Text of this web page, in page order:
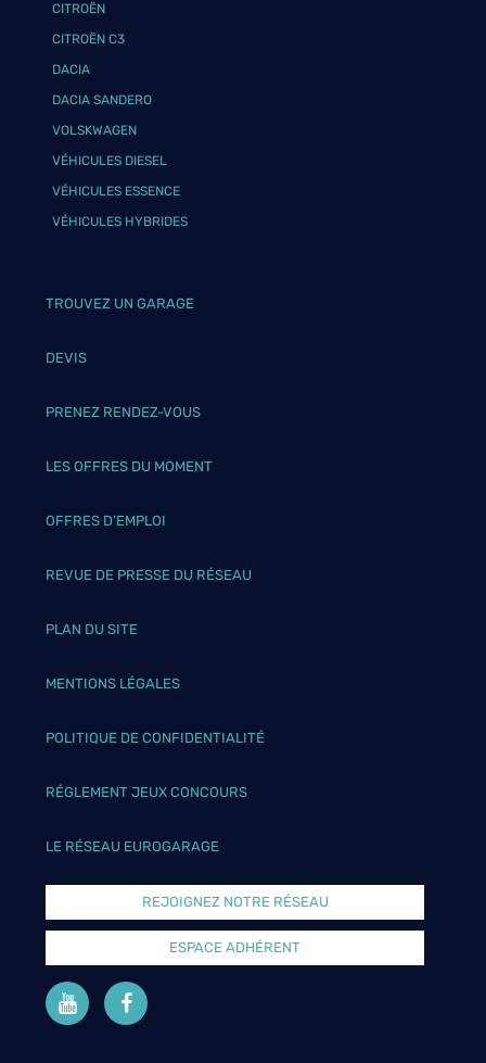
CITROËN
CITROËN C3
DACIA
DACIA SANDERO
VOLSKWAGEN
VÉHICULES DIESEL
VÉHICULES ESSENCE
VÉHICULES HYBRIDES
TROUVEZ UN GARAGE
DEVIS
PRENEZ RENDEZ-VOUS
LES OFFRES DU MOMENT
OFFRES D’EMPLOI
REVUE DE PRESSE DU RÉSEAU
PLAN DU SITE
MENTIONS LÉGALES
POLITIQUE DE CONFIDENTIALITÉ
RÉGLEMENT JEUX CONCOURS
LE RÉSEAU EUROGARAGE
REJOIGNEZ NOTRE RÉSEAU
ESPACE ADHÉRENT